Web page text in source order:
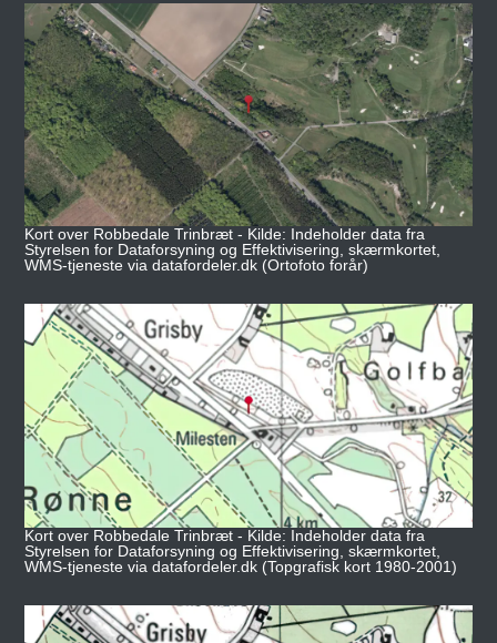
Kort over Robbedale Trinbræt - Kilde: Indeholder data fra
Styrelsen for Dataforsyning og Effektivisering, skærmkortet,
WMS-tjeneste via datafordeler.dk (Ortofoto forår)
Kort over Robbedale Trinbræt - Kilde: Indeholder data fra
Styrelsen for Dataforsyning og Effektivisering, skærmkortet,
WMS-tjeneste via datafordeler.dk (Topgrafisk kort 1980-2001)